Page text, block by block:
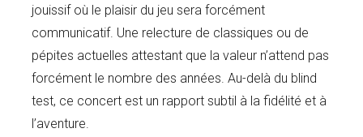
jouissif où le plaisir du jeu sera forcément
communicatif. Une relecture de classiques ou de
pépites actuelles attestant que la valeur n’attend pas
forcément le nombre des années. Au-delà du blind
test, ce concert est un rapport subtil à la fidélité et à
l’aventure.